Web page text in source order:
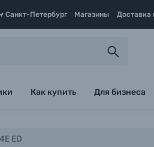
Санкт-Петербург Магазины Доставка
Как купить Для бизнеса
ED